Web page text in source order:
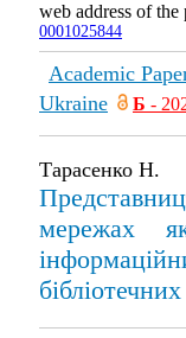
web address of the
0001025844
Academic
Ukraine
Б -
Тарасенко Н.
мережах